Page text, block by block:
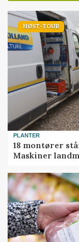
HØST-TOUR
PLANTER
18 montører
Maskiner